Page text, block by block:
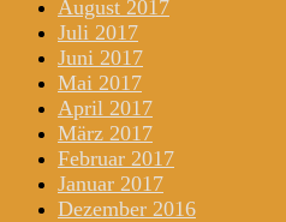
August 2017
Juli 2017
Juni 2017
Mai 2017
April 2017
März 2017
Februar 2017
Januar 2017
Dezember 2016